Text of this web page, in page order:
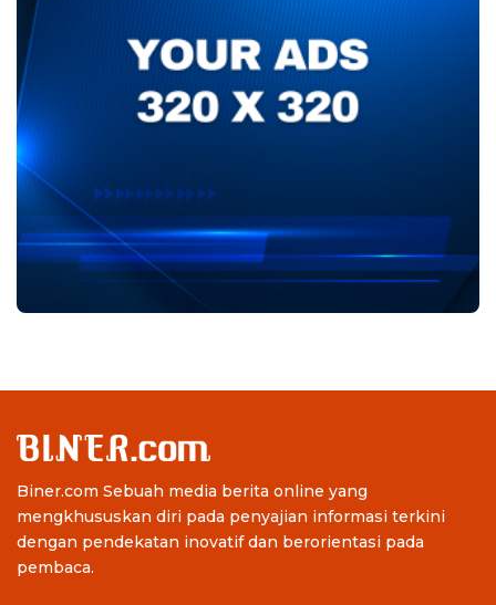
Biner.com Sebuah media berita online yang
mengkhususkan diri pada penyajian informasi terkini
dengan pendekatan inovatif dan berorientasi pada
pembaca.